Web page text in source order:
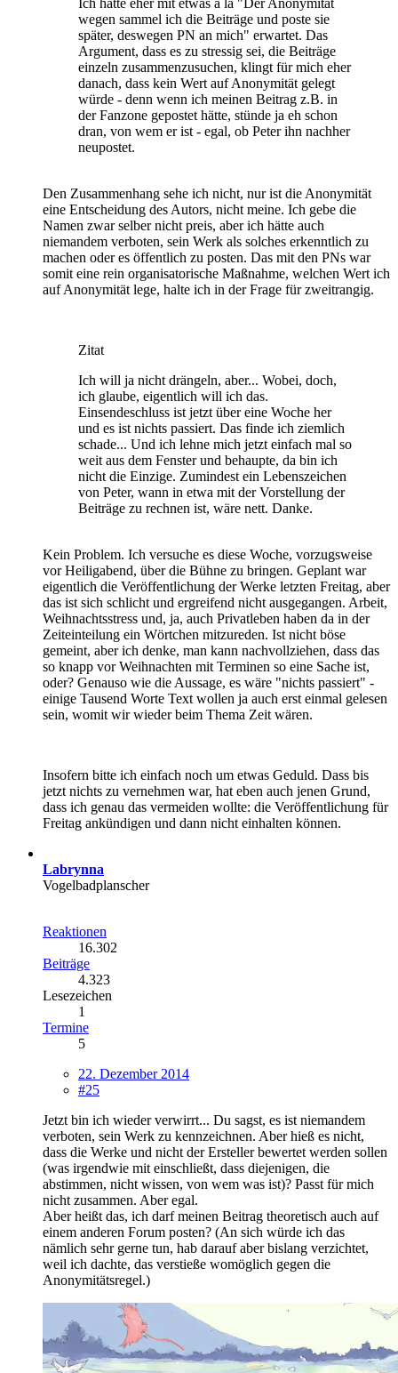
wegen sammel ich die Beiträge und poste sie
später, deswegen PN an mich" erwartet. Das
Argument, dass es zu stressig sei, die Beiträge
einzeln zusammenzusuchen, klingt für mich eher
danach, dass kein Wert auf Anonymität gelegt
würde - denn wenn ich meinen Beitrag z.B. in
der Fanzone gepostet hätte, stünde ja eh schon
dran, von wem er ist - egal, ob Peter ihn nachher
neupostet.
Den Zusammenhang sehe ich nicht, nur ist die Anonymität
eine Entscheidung des Autors, nicht meine. Ich gebe die
Namen zwar selber nicht preis, aber ich hätte auch
niemandem verboten, sein Werk als solches erkenntlich zu
machen oder es öffentlich zu posten. Das mit den PNs war
somit eine rein organisatorische Maßnahme, welchen Wert ich
auf Anonymität lege, halte ich in der Frage für zweitrangig.
Zitat
Ich will ja nicht drängeln, aber... Wobei, doch,
ich glaube, eigentlich will ich das.
Einsendeschluss ist jetzt über eine Woche her
und es ist nichts passiert. Das finde ich ziemlich
schade... Und ich lehne mich jetzt einfach mal so
weit aus dem Fenster und behaupte, da bin ich
nicht die Einzige. Zumindest ein Lebenszeichen
von Peter, wann in etwa mit der Vorstellung der
Beiträge zu rechnen ist, wäre nett. Danke.
Kein Problem. Ich versuche es diese Woche, vorzugsweise
vor Heiligabend, über die Bühne zu bringen. Geplant war
eigentlich die Veröffentlichung der Werke letzten Freitag, aber
das ist sich schlicht und ergreifend nicht ausgegangen. Arbeit,
Weihnachtsstress und, ja, auch Privatleben haben da in der
Zeiteinteilung ein Wörtchen mitzureden. Ist nicht böse
gemeint, aber ich denke, man kann nachvollziehen, dass das
so knapp vor Weihnachten mit Terminen so eine Sache ist,
oder? Genauso wie die Aussage, es wäre "nichts passiert" -
einige Tausend Worte Text wollen ja auch erst einmal gelesen
sein, womit wir wieder beim Thema Zeit wären.
Insofern bitte ich einfach noch um etwas Geduld. Dass bis
jetzt nichts zu vernehmen war, hat eben auch jenen Grund,
dass ich genau das vermeiden wollte: die Veröffentlichung für
Freitag ankündigen und dann nicht einhalten können.
Labrynna
Vogelbadplanscher
Reaktionen
16.302
Beiträge
4.323
Lesezeichen
1
Termine
5
22. Dezember 2014
#25
Jetzt bin ich wieder verwirrt... Du sagst, es ist niemandem
verboten, sein Werk zu kennzeichnen. Aber hieß es nicht,
dass die Werke und nicht der Ersteller bewertet werden sollen
(was irgendwie mit einschließt, dass diejenigen, die
abstimmen, nicht wissen, von wem was ist)? Passt für mich
nicht zusammen. Aber egal.
Aber heißt das, ich darf meinen Beitrag theoretisch auch auf
einem anderen Forum posten? (An sich würde ich das
nämlich sehr gerne tun, hab darauf aber bislang verzichtet,
weil ich dachte, das verstieße womöglich gegen die
Anonymitätsregel.)